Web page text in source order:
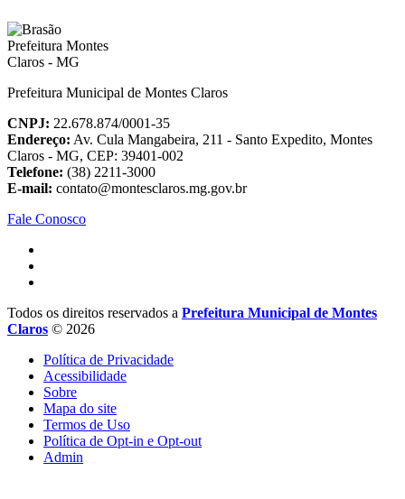
Prefeitura Municipal de Montes Claros
CNPJ: 22.678.874/0001-35
Endereço: Av. Cula Mangabeira, 211 - Santo Expedito, Montes
Claros - MG, CEP: 39401-002
Telefone: (38) 2211-3000
E-mail: contato@montesclaros.mg.gov.br
Fale Conosco
Todos os direitos reservados a Prefeitura Municipal de Montes
Claros © 2026
Política de Privacidade
Acessibilidade
Sobre
Mapa do site
Termos de Uso
Política de Opt-in e Opt-out
Admin